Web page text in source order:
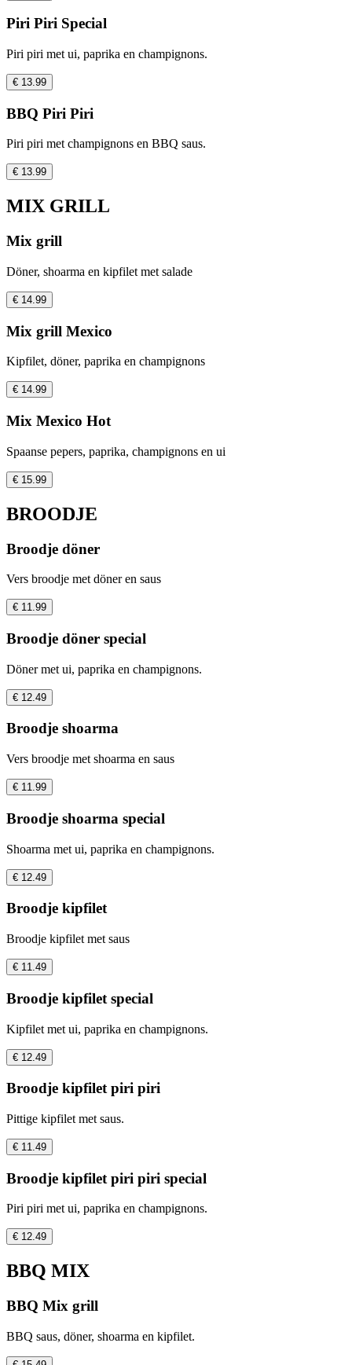
Piri Piri Special
Piri piri met ui, paprika en champignons.
€ 13.99
BBQ Piri Piri
Piri piri met champignons en BBQ saus.
€ 13.99
MIX GRILL
Mix grill
Döner, shoarma en kipfilet met salade
€ 14.99
Mix grill Mexico
Kipfilet, döner, paprika en champignons
€ 14.99
Mix Mexico Hot
Spaanse pepers, paprika, champignons en ui
€ 15.99
BROODJE
Broodje döner
Vers broodje met döner en saus
€ 11.99
Broodje döner special
Döner met ui, paprika en champignons.
€ 12.49
Broodje shoarma
Vers broodje met shoarma en saus
€ 11.99
Broodje shoarma special
Shoarma met ui, paprika en champignons.
€ 12.49
Broodje kipfilet
Broodje kipfilet met saus
€ 11.49
Broodje kipfilet special
Kipfilet met ui, paprika en champignons.
€ 12.49
Broodje kipfilet piri piri
Pittige kipfilet met saus.
€ 11.49
Broodje kipfilet piri piri special
Piri piri met ui, paprika en champignons.
€ 12.49
BBQ MIX
BBQ Mix grill
BBQ saus, döner, shoarma en kipfilet.